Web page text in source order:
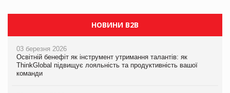
НОВИНИ B2B
03 березня 2026
Освітній бенефіт як інструмент утримання талантів: як
ThinkGlobal підвищує лояльність та продуктивність вашої
команди